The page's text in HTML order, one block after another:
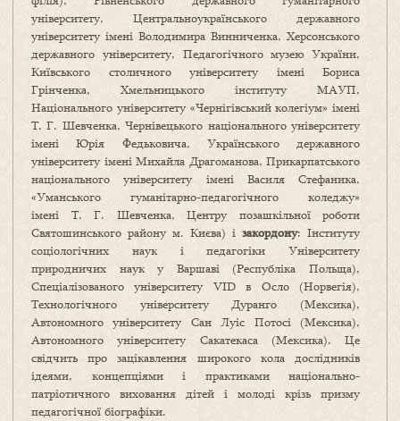
університету, Центральноукраїнського державного
університету імені Володимира Винниченка, Херсонського
державного університету, Педагогічного музею України,
Київського столичного університету імені Бориса
Грінченка, Хмельницького інституту МАУП,
Національного університету «Чернігівський колегіум» імені
Т. Г. Шевченка, Чернівецького національного університету
імені Юрія Федьковича, Українського державного
університету імені Михайла Драгоманова, Прикарпатського
національного університету імені Василя Стефаника,
«Уманського гуманітарно-педагогічного коледжу»
імені Т. Г. Шевченка, Центру позашкільної роботи
Святошинського району м. Києва) і закордону: Інституту
соціологічних наук і педагогіки Університету
природничих наук у Варшаві (Республіка Польща),
Спеціалізованого університету VID в Осло (Норвегія),
Технологічного університету Дуранго (Мексика),
Автономного університету Сан Луіс Потосі (Мексика),
Автономного університету Сакатекаса (Мексика). Це
свідчить про зацікавлення широкого кола дослідників
ідеями, концепціями і практиками національно-
патріотичного виховання дітей і молоді крізь призму
педагогічної біографіки.